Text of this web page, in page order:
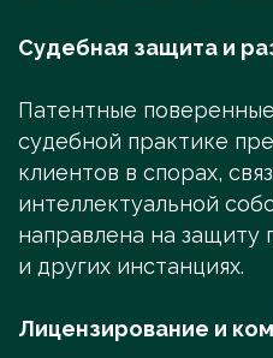
Судебная защита и
Патентные
судебной практике
клиентов в спорах,
интеллектуальной
направлена на защиту
и других инстанциях.
Лицензирование и